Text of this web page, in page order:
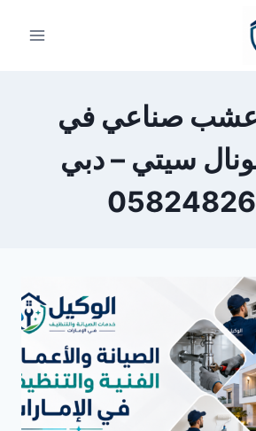
عشب صناعي في
سيتي – دبي